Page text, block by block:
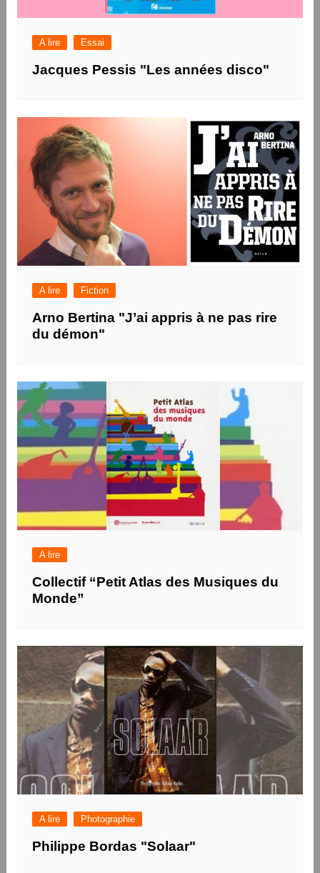
A lire Essai
Jacques Pessis "Les années disco"
A lire Fiction
Arno Bertina "J’ai appris à ne pas rire
du démon"
A lire
Collectif “Petit Atlas des Musiques du
Monde”
A lire Photographie
Philippe Bordas "Solaar"